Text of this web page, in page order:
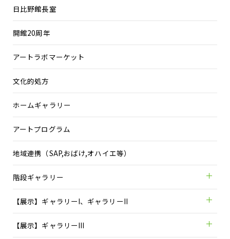
日比野館長室
開館20周年
アートラボマーケット
文化的処方
ホームギャラリー
アートプログラム
地域連携（SAP,おばけ,オハイエ等）
階段ギャラリー
【展示】ギャラリーI、ギャラリーII
【展示】ギャラリーIII